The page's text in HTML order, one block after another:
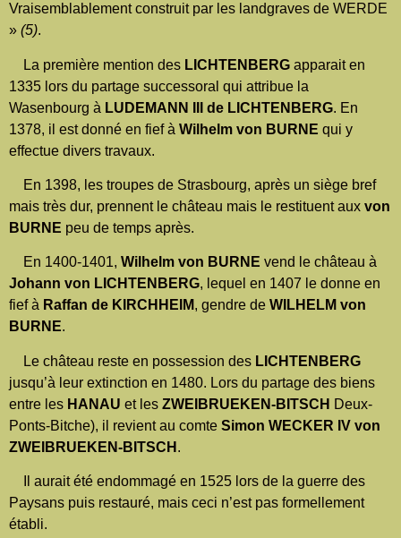
Vraisemblablement construit par les landgraves de WERDE
» (5).
La première mention des LICHTENBERG apparait en
1335 lors du partage successoral qui attribue la
Wasenbourg à LUDEMANN III de LICHTENBERG. En
1378, il est donné en fief à Wilhelm von BURNE qui y
effectue divers travaux.
En 1398, les troupes de Strasbourg, après un siège bref
mais très dur, prennent le château mais le restituent aux von
BURNE peu de temps après.
En 1400-1401, Wilhelm von BURNE vend le château à
Johann von LICHTENBERG, lequel en 1407 le donne en
fief à Raffan de KIRCHHEIM, gendre de WILHELM von
BURNE.
Le château reste en possession des LICHTENBERG
jusqu’à leur extinction en 1480. Lors du partage des biens
entre les HANAU et les ZWEIBRUEKEN-BITSCH Deux-
Ponts-Bitche), il revient au comte Simon WECKER IV von
ZWEIBRUEKEN-BITSCH .
Il aurait été endommagé en 1525 lors de la guerre des
Paysans puis restauré, mais ceci n’est pas formellement
établi.